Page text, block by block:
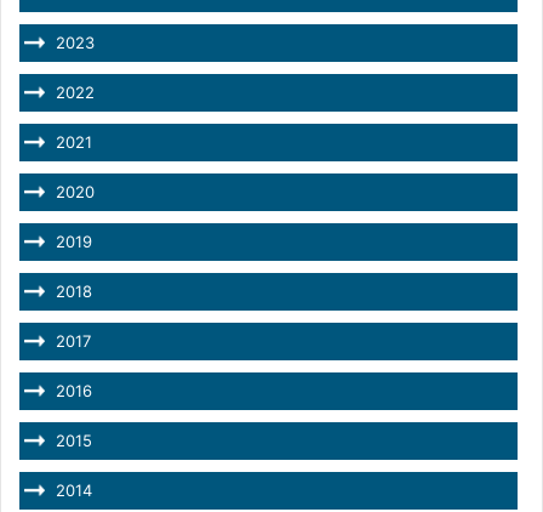
2023
2022
2021
2020
2019
2018
2017
2016
2015
2014